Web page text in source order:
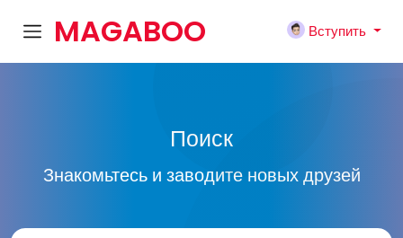
MAGABOO
Вступить
Поиск
Знакомьтесь и заводите новых друзей